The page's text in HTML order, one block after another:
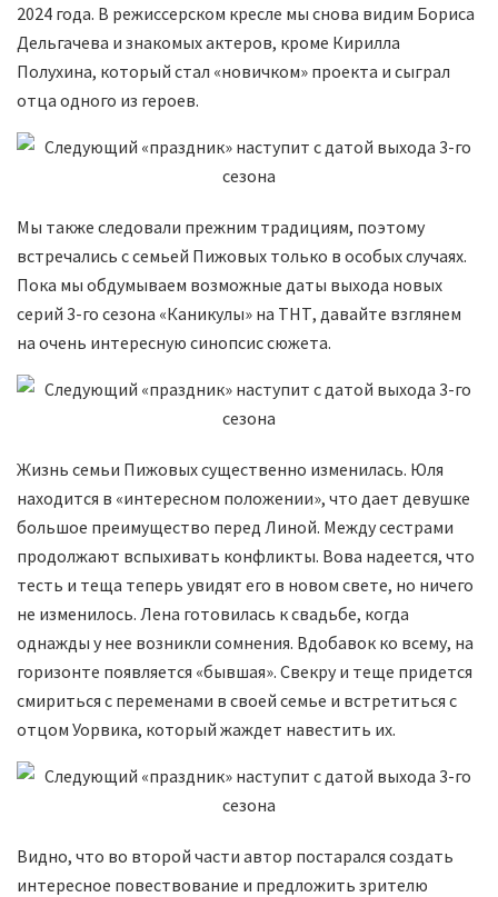
2024 года. В режиссерском кресле мы снова видим Бориса
Дельгачева и знакомых актеров, кроме Кирилла
Полухина, который стал «новичком» проекта и сыграл
отца одного из героев.
Мы также следовали прежним традициям, поэтому
встречались с семьей Пижовых только в особых случаях.
Пока мы обдумываем возможные даты выхода новых
серий 3-го сезона «Каникулы» на ТНТ, давайте взглянем
на очень интересную синопсис сюжета.
Жизнь семьи Пижовых существенно изменилась. Юля
находится в «интересном положении», что дает девушке
большое преимущество перед Линой. Между сестрами
продолжают вспыхивать конфликты. Вова надеется, что
тесть и теща теперь увидят его в новом свете, но ничего
не изменилось. Лена готовилась к свадьбе, когда
однажды у нее возникли сомнения. Вдобавок ко всему, на
горизонте появляется «бывшая». Свекру и теще придется
смириться с переменами в своей семье и встретиться с
отцом Уорвика, который жаждет навестить их.
Видно, что во второй части автор постарался создать
интересное повествование и предложить зрителю